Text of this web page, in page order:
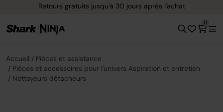
Retours gratuits jusqu'à 30 jours après l'achat
0
Accueil
Pièces et assistance
Pièces et accessoires pour l'univers Aspiration et entretien
Nettoyeurs détacheurs